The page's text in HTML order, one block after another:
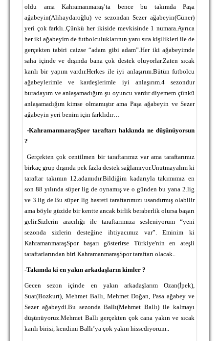
oldu ama Kahramanmaraş’ta bence bu takımda Paşa
ağabeyin(Alihaydaroğlu) ve sezondan Sezer ağabeyin(Güner)
yeri çok farklı..Çünkü her ikiside mevkisinde 1 numara.Ayrıca
her iki ağabeyim de futbolculuklarının yanı sıra kişilikleri ile de
gerçekten tabiri caizse “adam gibi adam”.Her iki ağabeyimde
saha içinde ve dışında bana çok destek oluyorlar.Zaten sıcak
kanlı bir yapım vardır.Herkes ile iyi anlaşırım.Bütün futbolcu
ağabeylerimle ve kardeşlerimle iyi anlaşırım.4 sezondur
buradayım ve anlaşamadığım şu oyuncu vardır diyemem çünkü
anlaşamadığım kimse olmamıştır ama Paşa ağabeyin ve Sezer
ağabeyin yeri benim için farklıdır…
-KahramanmaraşSpor taraftarı hakkında ne düşünüyorsun
?
Gerçekten çok centilmen bir taraftarımız var ama taraftarımız
birkaç grup dışında pek fazla destek sağlamıyor.Unutmayalım ki
taraftar takımın 12.adamıdır.Bildiğim kadarıyla takımımız en
son 88 yılında süper lig de oynamış ve o günden bu yana 2.lig
ve 3.lig de.Bu süper lig hasreti taraftarımızı usandırmış olabilir
ama böyle güzide bir kentte ancak birlik beraberlik olursa başarı
gelir.Sizlerin aracılığı ile taraftarımıza sesleniyorum “yeni
sezonda sizlerin desteğine ihtiyacımız var”.
Eminim ki
KahramanmaraşSpor başarı gösterirse Türkiye'nin en ateşli
taraftarlarından biri KahramanmaraşSpor taraftarı olacak..
-Takımda ki en yakın arkadaşların kimler ?
Gecen sezon içinde en yakın arkadaşlarım Ozan(İpek),
Suat(Bozkurt), Mehmet Ballı, Mehmet Doğan, Pasa ağabey ve
Sezer ağabeydi.Bu sezonda Ballı(Mehmet Ballı) ile kalmayı
düşünüyoruz.Mehmet Ballı gerçekten çok cana yakın ve sıcak
kanlı birisi, kendimi Ballı’ya çok yakın hissediyorum..